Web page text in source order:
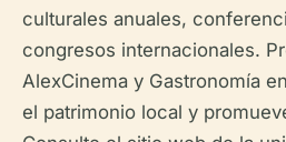
culturales anuales,
congresos internacionales.
AlexCinema y Gastronomía
el patrimonio local y